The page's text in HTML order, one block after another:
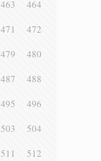
463
464
471
472
479
480
487
488
495
496
503
504
511
512